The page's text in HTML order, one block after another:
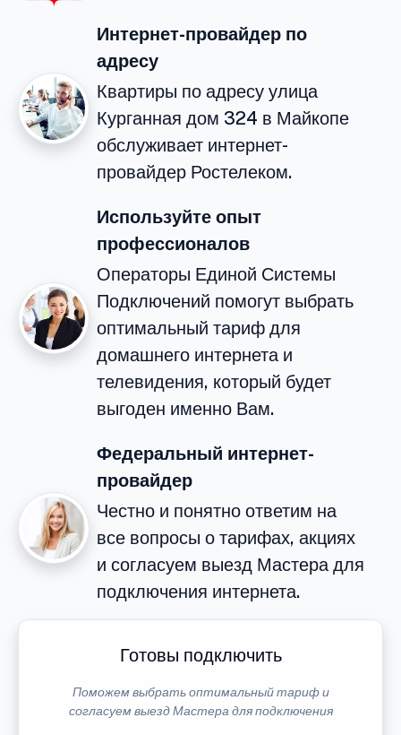
Интернет-провайдер по
адресу
Квартиры по адресу улица
Курганная дом 324 в Майкопе
обслуживает интернет-
провайдер Ростелеком.
Используйте опыт
профессионалов
Операторы Единой Системы
Подключений помогут выбрать
оптимальный тариф для
домашнего интернета и
телевидения, который будет
выгоден именно Вам.
Федеральный интернет-
провайдер
Честно и понятно ответим на
все вопросы о тарифах, акциях
и согласуем выезд Мастера для
подключения интернета.
Готовы подключить
Поможем выбрать оптимальный тариф и
согласуем выезд Мастера для подключения